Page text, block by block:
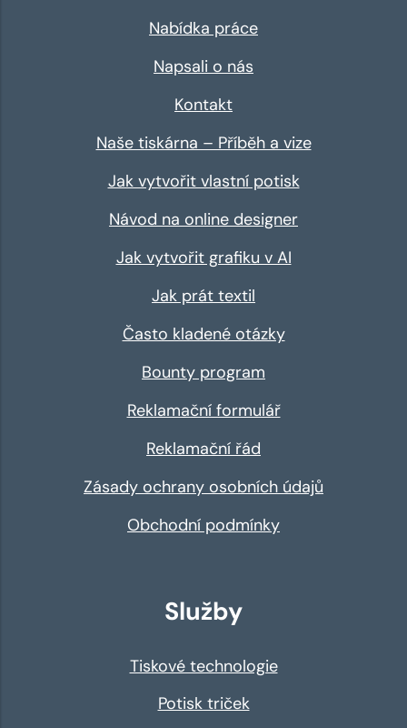
Nabídka práce
Napsali o nás
Kontakt
Naše tiskárna – Příběh a vize
Jak vytvořit vlastní potisk
Návod na online designer
Jak vytvořit grafiku v AI
Jak prát textil
Často kladené otázky
Bounty program
Reklamační formulář
Reklamační řád
Zásady ochrany osobních údajů
Obchodní podmínky
Služby
Tiskové technologie
Potisk triček